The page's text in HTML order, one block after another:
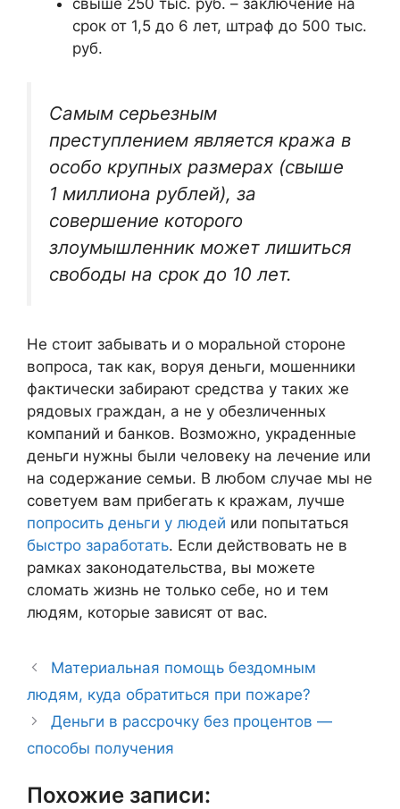
срок от 1,5 до 6 лет, штраф до 500 тыс.
руб.
Самым серьезным
преступлением является кража в
особо крупных размерах (свыше
1 миллиона рублей), за
совершение которого
злоумышленник может лишиться
свободы на срок до 10 лет.
Не стоит забывать и о моральной стороне
вопроса, так как, воруя деньги, мошенники
фактически забирают средства у таких же
рядовых граждан, а не у обезличенных
компаний и банков. Возможно, украденные
деньги нужны были человеку на лечение или
на содержание семьи. В любом случае мы не
советуем вам прибегать к кражам, лучше
попросить деньги у людей или попытаться
быстро заработать. Если действовать не в
рамках законодательства, вы можете
сломать жизнь не только себе, но и тем
людям, которые зависят от вас.
Материальная помощь бездомным
людям, куда обратиться при пожаре?
Деньги в рассрочку без процентов —
способы получения
Похожие записи: